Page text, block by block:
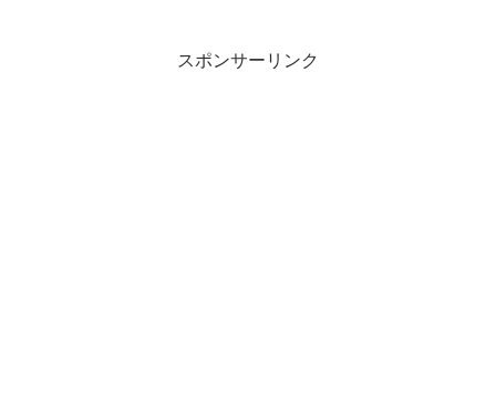
スポンサーリンク